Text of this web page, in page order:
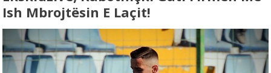
Ish Mbrojtësin E Laçit!